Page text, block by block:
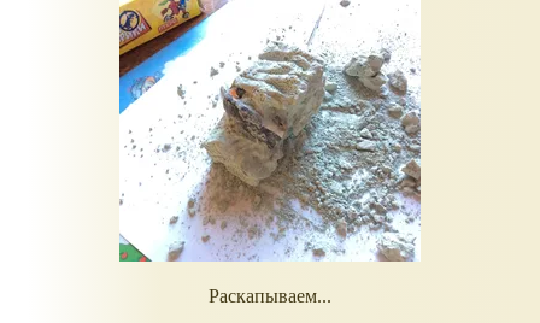
Раскапываем...